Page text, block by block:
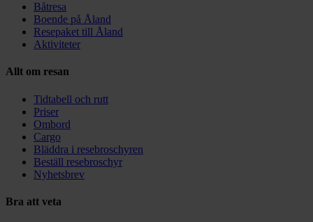
Båtresa
Boende på Åland
Resepaket till Åland
Aktiviteter
Allt om resan
Tidtabell och rutt
Priser
Ombord
Cargo
Bläddra i resebroschyren
Beställ resebroschyr
Nyhetsbrev
Bra att veta